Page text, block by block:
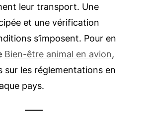
leur transport. Une
et une vérification
s’imposent. Pour en
Bien-être animal en avion,
sur les réglementations en
pays.